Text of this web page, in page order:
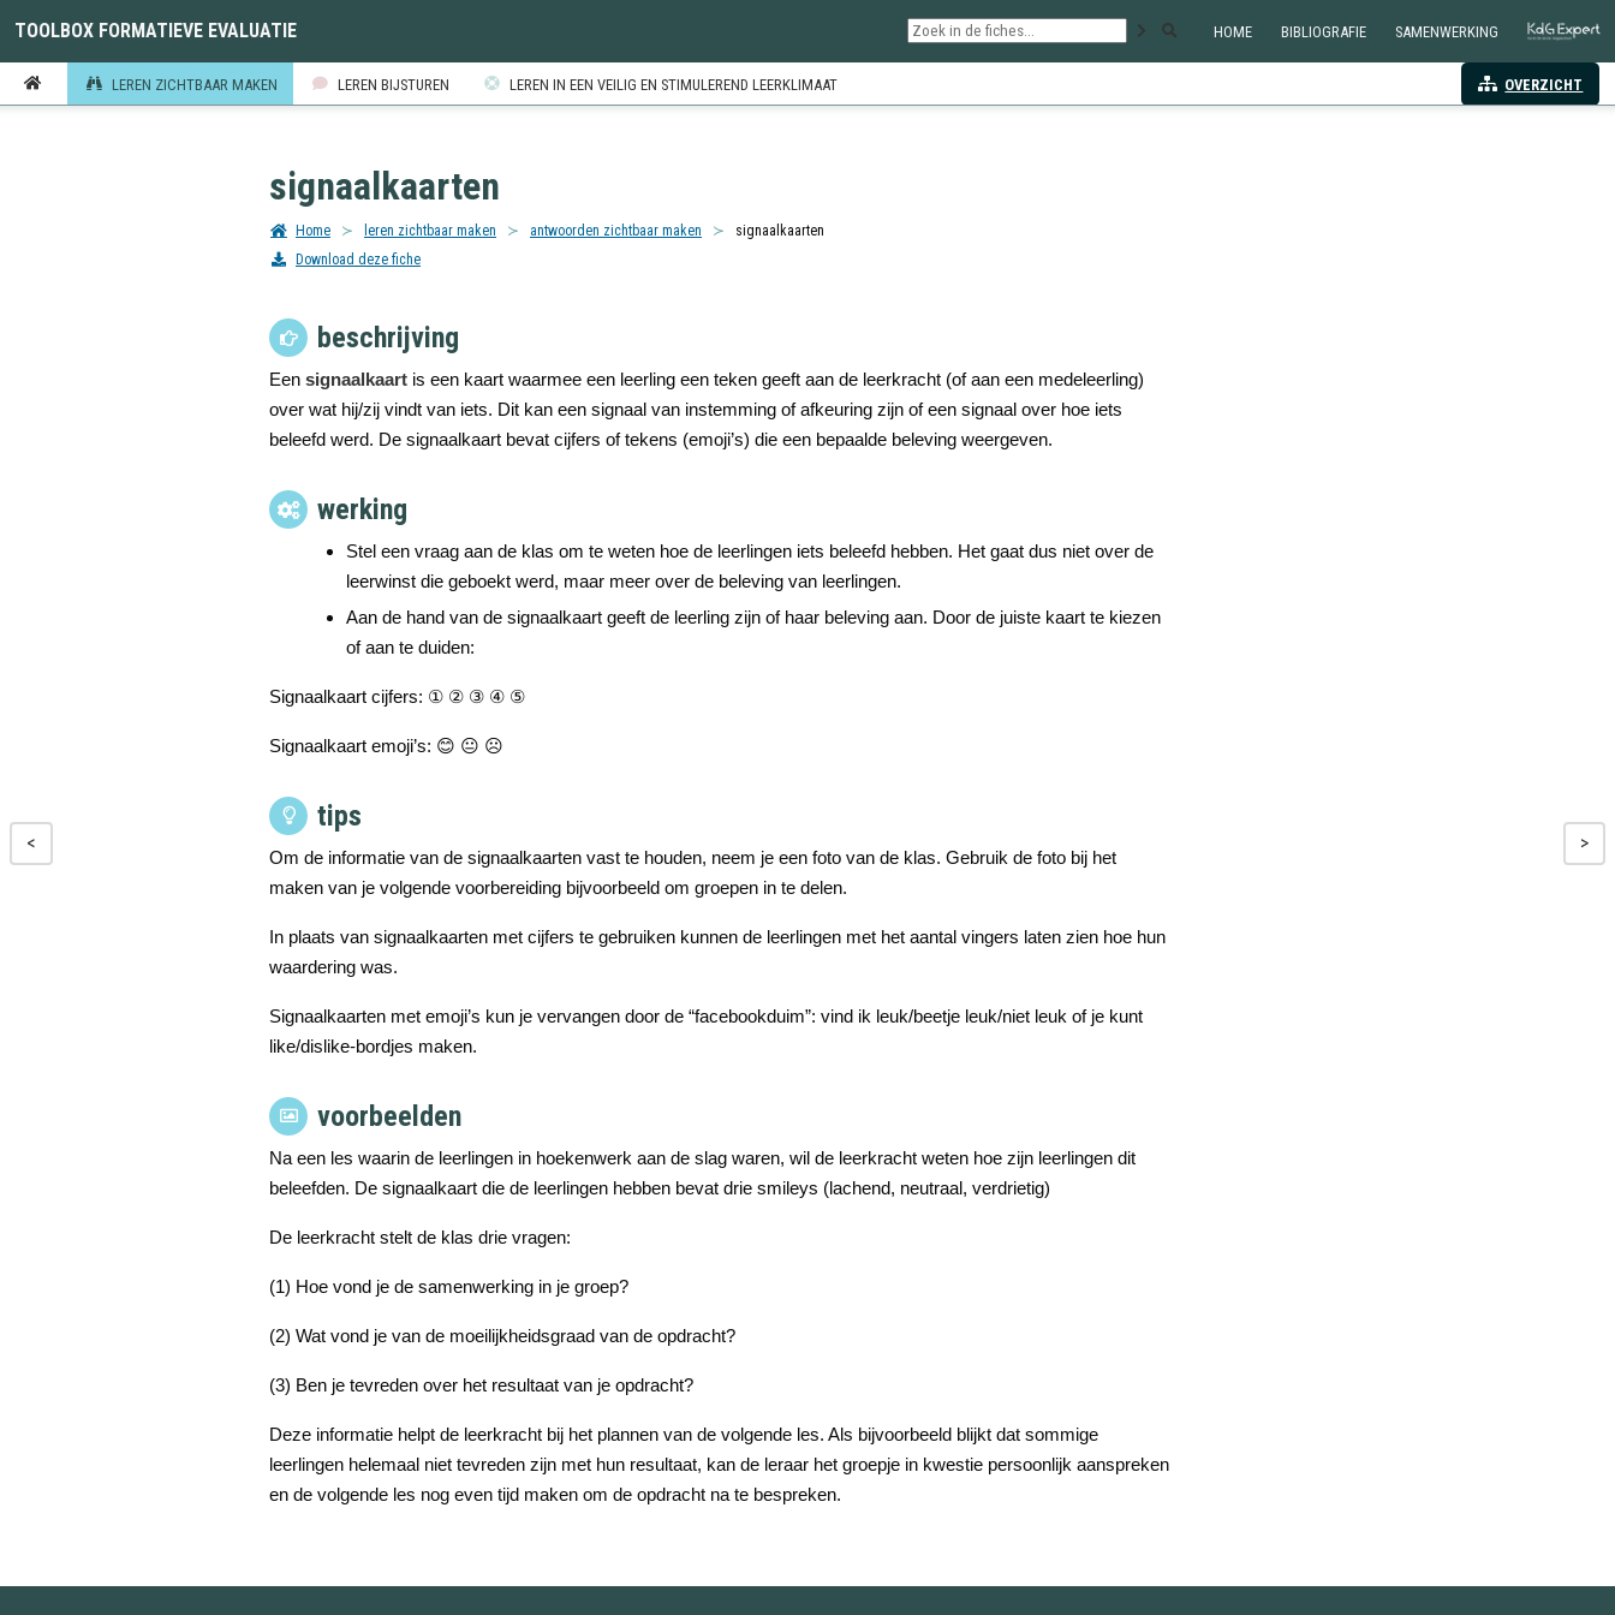
TOOLBOX FORMATIEVE EVALUATIE HOME BIBLIOGRAFIE SAMENWERKING
LEREN ZICHTBAAR MAKEN LEREN BIJSTUREN LEREN IN EEN VEILIG EN STIMULEREND LEERKLIMAAT OVERZICHT
signaalkaarten
Home leren zichtbaar maken antwoorden zichtbaar maken
signaalkaarten
Download deze fiche
beschrijving
Een signaalkaart is een kaart waarmee een leerling een teken geeft aan de leerkracht (of aan een medeleerling)
over wat hij/zij vindt van iets. Dit kan een signaal van instemming of afkeuring zijn of een signaal over hoe iets
beleefd werd. De signaalkaart bevat cijfers of tekens (emoji’s) die een bepaalde beleving weergeven.
werking
Stel een vraag aan de klas om te weten hoe de leerlingen iets beleefd hebben. Het gaat dus niet over de
leerwinst die geboekt werd, maar meer over de beleving van leerlingen.
Aan de hand van de signaalkaart geeft de leerling zijn of haar beleving aan. Door de juiste kaart te kiezen
of aan te duiden:
Signaalkaart cijfers: ① ② ③ ④ ⑤
Signaalkaart emoji’s: 😊 😐 ☹️
tips
Om de informatie van de signaalkaarten vast te houden, neem je een foto van de klas. Gebruik de foto bij het
maken van je volgende voorbereiding bijvoorbeeld om groepen in te delen.
In plaats van signaalkaarten met cijfers te gebruiken kunnen de leerlingen met het aantal vingers laten zien hoe hun
waardering was.
Signaalkaarten met emoji’s kun je vervangen door de “facebookduim”: vind ik leuk/beetje leuk/niet leuk of je kunt
like/dislike-bordjes maken.
voorbeelden
Na een les waarin de leerlingen in hoekenwerk aan de slag waren, wil de leerkracht weten hoe zijn leerlingen dit
beleefden. De signaalkaart die de leerlingen hebben bevat drie smileys (lachend, neutraal, verdrietig)
De leerkracht stelt de klas drie vragen:
(1) Hoe vond je de samenwerking in je groep?
(2) Wat vond je van de moeilijkheidsgraad van de opdracht?
(3) Ben je tevreden over het resultaat van je opdracht?
Deze informatie helpt de leerkracht bij het plannen van de volgende les. Als bijvoorbeeld blijkt dat sommige
leerlingen helemaal niet tevreden zijn met hun resultaat, kan de leraar het groepje in kwestie persoonlijk aanspreken
en de volgende les nog even tijd maken om de opdracht na te bespreken.
< >